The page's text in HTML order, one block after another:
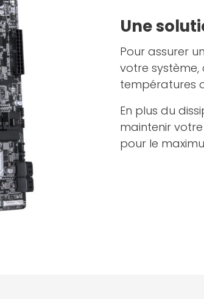
Une
Pour assurer un
votre
températures
En plus du
maintenir
pour le